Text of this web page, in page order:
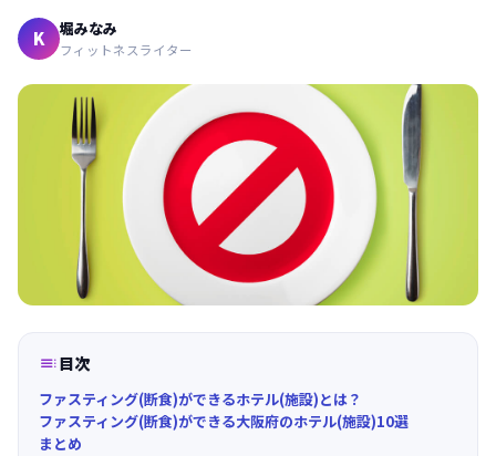
K 堀みなみ
フィットネスライター
目次
ファスティング(断食)ができるホテル(施設)とは？
ファスティング(断食)ができる大阪府のホテル(施設)10選
まとめ